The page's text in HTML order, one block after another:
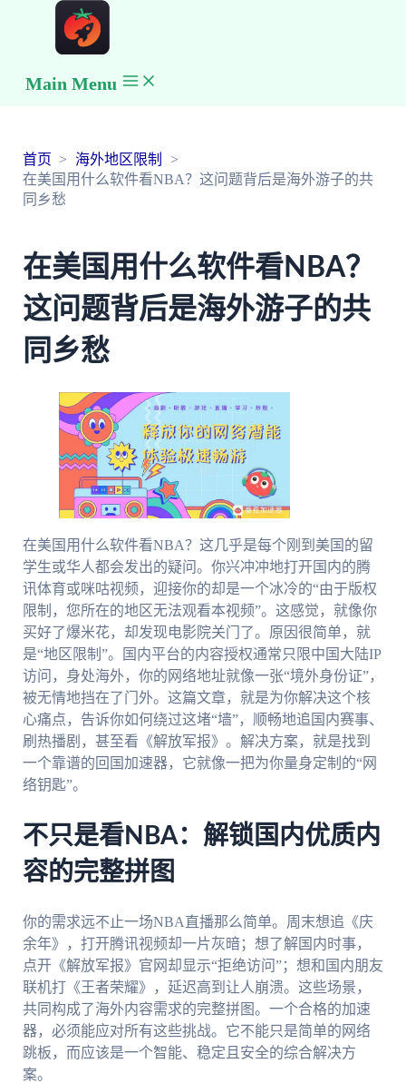
Main Menu
首页
海外地区限制
在美国用什么软件看NBA？这问题背后是海外游子的共
同乡愁
在美国用什么软件看NBA？
这问题背后是海外游子的共
同乡愁
在美国用什么软件看NBA？这几乎是每个刚到美国的留
学生或华人都会发出的疑问。你兴冲冲地打开国内的腾
讯体育或咪咕视频，迎接你的却是一个冰冷的“由于版权
限制，您所在的地区无法观看本视频”。这感觉，就像你
买好了爆米花，却发现电影院关门了。原因很简单，就
是“地区限制”。国内平台的内容授权通常只限中国大陆IP
访问，身处海外，你的网络地址就像一张“境外身份证”，
被无情地挡在了门外。这篇文章，就是为你解决这个核
心痛点，告诉你如何绕过这堵“墙”，顺畅地追国内赛事、
刷热播剧，甚至看《解放军报》。解决方案，就是找到
一个靠谱的回国加速器，它就像一把为你量身定制的“网
络钥匙”。
不只是看NBA：解锁国内优质内
容的完整拼图
你的需求远不止一场NBA直播那么简单。周末想追《庆
余年》，打开腾讯视频却一片灰暗；想了解国内时事，
点开《解放军报》官网却显示“拒绝访问”；想和国内朋友
联机打《王者荣耀》，延迟高到让人崩溃。这些场景，
共同构成了海外内容需求的完整拼图。一个合格的加速
器，必须能应对所有这些挑战。它不能只是简单的网络
跳板，而应该是一个智能、稳定且安全的综合解决方
案。